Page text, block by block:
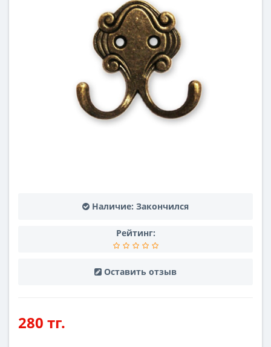
Наличие: Закончился
Рейтинг:
Оставить отзыв
280 тг.